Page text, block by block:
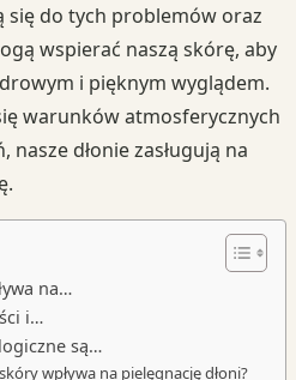
się do tych problemów oraz
wspierać naszą skórę, aby
i pięknym wyglądem.
warunków atmosferycznych
dłonie zasługują na
na…
i…
są…
wpływa na pielęgnację dłoni?